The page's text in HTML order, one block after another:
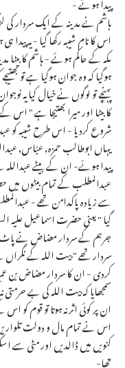
ہاشم نے مدینہ کے ایک سردار
اس کا نام شیبہ رکھا گیا - یہ
مکہ کے حاکم ہوئے - ہاشم کا بیٹا
ہوگیا کہ وہ جوان ہوگیا ہے تو
پہنچے تو لوگوں نے خیال کیا یہ
کا بیٹا اور میرا بھتیجا ہے "
شروع کردیا - اس طرح شیبہ کو
یہاں ابوطالب حمزہ, عبّاس,
پیدا ہوئے- ان کے بیٹے
عبدالمطلب کے تمام بیٹوں
سے زیادہ پاکدامن تھے -
گیا " یعنی حضرت اسماعیل علیہ
جرہم کے سردار مضاض نے پاٹ
سردار تھے " بیت اللہ کے
کردی - ان کا سردار مضاض بن
سمجھایا کہ بیت اللہ کی بے
ان پر کوئی اثر نہ ہوتا تو قوم
اس نے تمام مال و دولت
کنویں میں ڈالدیں اور مٹی سے
تھا-